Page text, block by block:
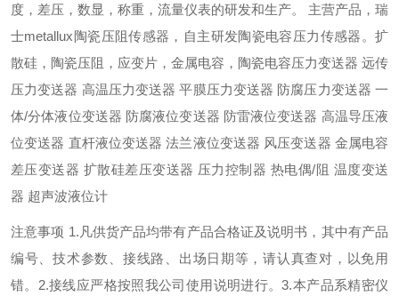
度，差压，数显，称重，流量仪表的研发和生产。 主营产品，瑞
士metallux陶瓷压阻传感器，自主研发陶瓷电容压力传感器。扩
散硅，陶瓷压阻，应变片，金属电容，陶瓷电容压力变送器 远传
压力变送器 高温压力变送器 平膜压力变送器 防腐压力变送器 一
体/分体液位变送器 防腐液位变送器 防雷液位变送器 高温导压液
位变送器 直杆液位变送器 法兰液位变送器 风压变送器 金属电容
差压变送器 扩散硅差压变送器 压力控制器 热电偶/阻 温度变送
器 超声波液位计
注意事项 1.凡供货产品均带有产品合格证及说明书，其中有产品
编号、技术参数、接线路、出场日期等，请认真查对，以免用
错。2.接线应严格按照我公司使用说明进行。3.本产品系精密仪